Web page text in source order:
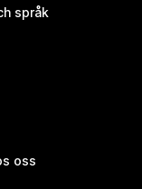
språk
oss